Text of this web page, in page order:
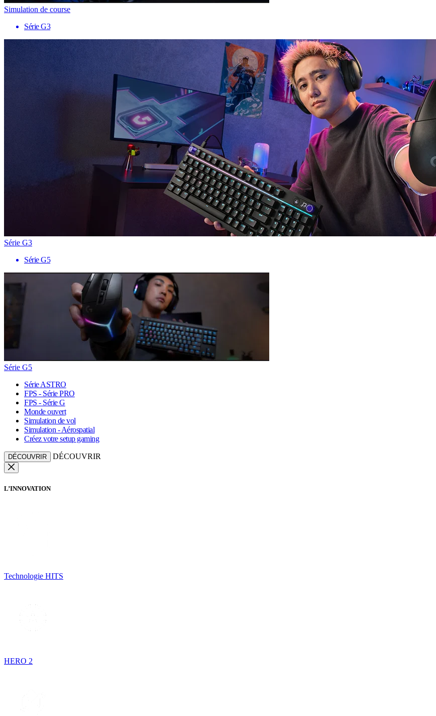
Simulation de course
Série G3
Série G3
Série G5
Série G5
Série ASTRO
FPS - Série PRO
FPS - Série G
Monde ouvert
Simulation de vol
Simulation - Aérospatial
Créez votre setup gaming
DÉCOUVRIR DÉCOUVRIR
L’INNOVATION
Technologie HITS
HERO 2